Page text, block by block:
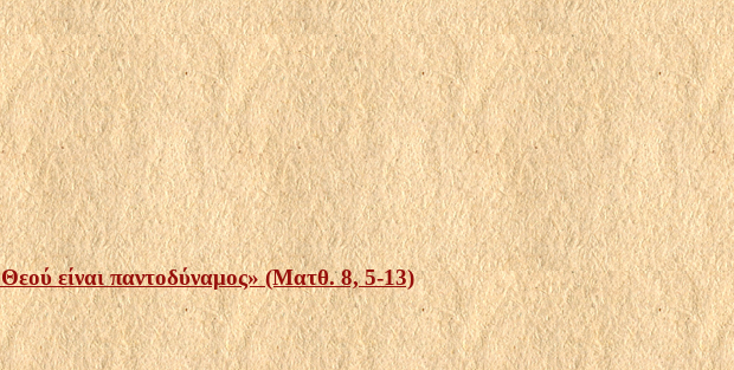
παντοδύναμος» (Ματθ. 8, 5-13)